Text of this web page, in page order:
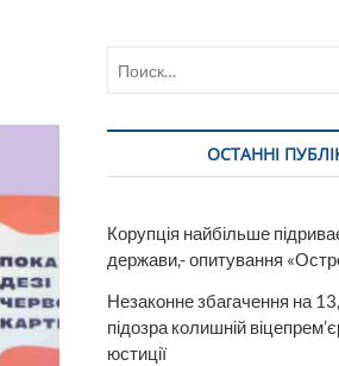
ОСТАННІ
Корупція найбільше
держави,- опитування
Незаконне збагачення на
підозра колишній
юстиції